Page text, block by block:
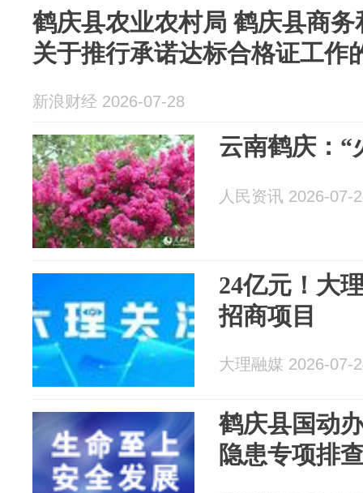
鹤庆县农业农村局 鹤庆县商
关于推行承诺达标合格证工作
新浪财经 2026-07-28
云南鹤庆：“
人民资讯 2026-07-
24亿元！大
招商项目
大理融媒 2026-07-
鹤庆县国动
隐患专项排